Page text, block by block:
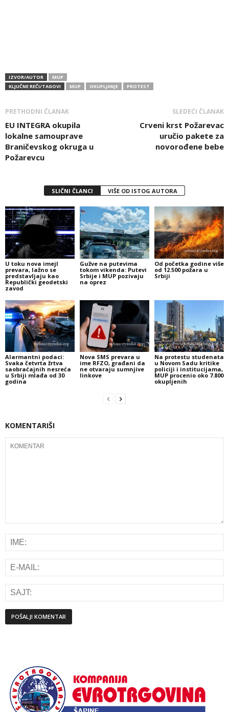
IZVOR/AUTOR
MUP
KLJUČNE REČI/TAGOVI
MUP OKUPLJANJE PROTEST
PRETHODNI ČLANAK
EU INTEGRA okupila
lokalne samouprave
Braničevskog okruga u
Požarevcu
SLEDEĆI ČLANAK
Crveni krst Požarevac
uručio pakete za
novorođene bebe
SLIČNI ČLANCI VIŠE OD ISTOG AUTORA
U toku nova imejl
prevara, lažno se
predstavljaju kao
Republički geodetski
zavod
Gužve na putevima
tokom vikenda: Putevi
Srbije i MUP pozivaju
na oprez
Od početka godine više
od 12.500 požara u
Srbiji
Alarmantni podaci:
Svaka četvrta žrtva
saobraćajnih nesreća
u Srbiji mlađa od 30
godina
Nova SMS prevara u
ime RFZO, građani da
ne otvaraju sumnjive
linkove
Na protestu studenata
u Novom Sadu kritike
policiji i institucijama,
MUP procenio oko 7.800
okupljenih
KOMENTARIŠI